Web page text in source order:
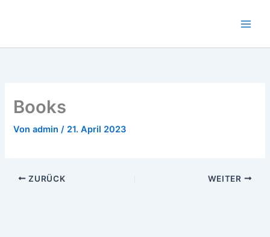
Books
Vonadmin/ 21. April 2023
ZURÜCK WEITER